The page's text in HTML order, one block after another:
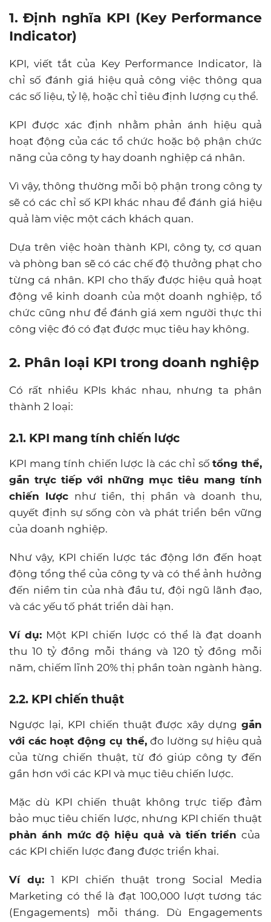
1. Định nghĩa KPI (Key Performance
Indicator)
KPI, viết tắt của Key Performance Indicator, là
chỉ số đánh giá hiệu quả công việc thông qua
các số liệu, tỷ lệ, hoặc chỉ tiêu định lượng cụ thể.
KPI được xác định nhằm phản ánh hiệu quả
hoạt động của các tổ chức hoặc bộ phận chức
năng của công ty hay doanh nghiệp cá nhân.
Vì vậy, thông thường mỗi bộ phận trong công ty
sẽ có các chỉ số KPI khác nhau để đánh giá hiệu
quả làm việc một cách khách quan.
Dựa trên việc hoàn thành KPI, công ty, cơ quan
và phòng ban sẽ có các chế độ thưởng phạt cho
từng cá nhân. KPI cho thấy được hiệu quả hoạt
động về kinh doanh của một doanh nghiệp, tổ
chức cũng như để đánh giá xem người thực thi
công việc đó có đạt được mục tiêu hay không.
2. Phân loại KPI trong doanh nghiệp
Có rất nhiều KPIs khác nhau, nhưng ta phân
thành 2 loại:
2.1. KPI mang tính chiến lược
KPI mang tính chiến lược là các chỉ sốtổng thể,
gắn trực tiếp với những mục tiêu mang tính
chiến lược như tiền, thị phần và doanh thu,
quyết định sự sống còn và phát triển bền vững
của doanh nghiệp.
Như vậy, KPI chiến lược tác động lớn đến hoạt
động tổng thể của công ty và có thể ảnh hưởng
đến niềm tin của nhà đầu tư, đội ngũ lãnh đạo,
và các yếu tố phát triển dài hạn.
Ví dụ: Một KPI chiến lược có thể là đạt doanh
thu 10 tỷ đồng mỗi tháng và 120 tỷ đồng mỗi
năm, chiếm lĩnh 20% thị phần toàn ngành hàng.
2.2. KPI chiến thuật
Ngược lại, KPI chiến thuật được xây dựng gắn
với các hoạt động cụ thể,đo lường sự hiệu quả
của từng chiến thuật, từ đó giúp công ty đến
gần hơn với các KPI và mục tiêu chiến lược.
Mặc dù KPI chiến thuật không trực tiếp đảm
bảo mục tiêu chiến lược, nhưng KPI chiến thuật
phản ánh mức độ hiệu quả và tiến triểncủa
các KPI chiến lược đang được triển khai.
Ví dụ:1 KPI chiến thuật trong Social Media
Marketing có thể là đạt 100,000 lượt tương tác
(Engagements) mỗi tháng. Dù Engagements